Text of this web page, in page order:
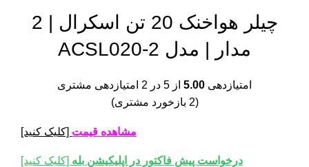
چیلر هواخنک 20 تن اسکرال | 2
مدار | مدل ACSL020-2
امتیازدهی 5.00 از 5 در 2 امتیازدهی مشتری
(
2 بازخورد مشتری)
مشاهده قیمت [کلیک کنید]
درخواست پیش فاکتور در اپلیکیشن بله [کلیک کنید]